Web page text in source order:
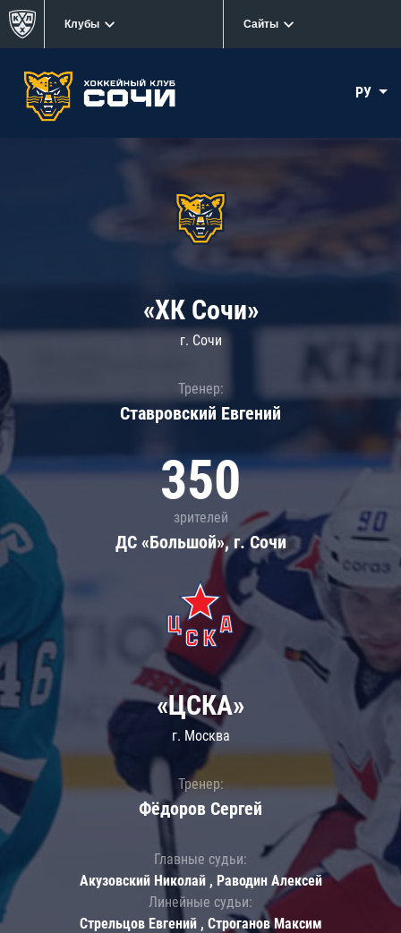
Клубы Сайты
РУ
«ХК Сочи»
г. Сочи
Тренер:
Ставровский Евгений
350
зрителей
ДС «Большой», г. Сочи
«ЦСКА»
г. Москва
Тренер:
Фёдоров Сергей
Главные судьи:
Акузовский Николай , Раводин Алексей
Линейные судьи:
Стрельцов Евгений , Строганов Максим